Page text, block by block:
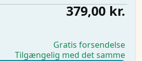
379,00 kr.
Gratis forsendelse
Tilgængelig med det samme